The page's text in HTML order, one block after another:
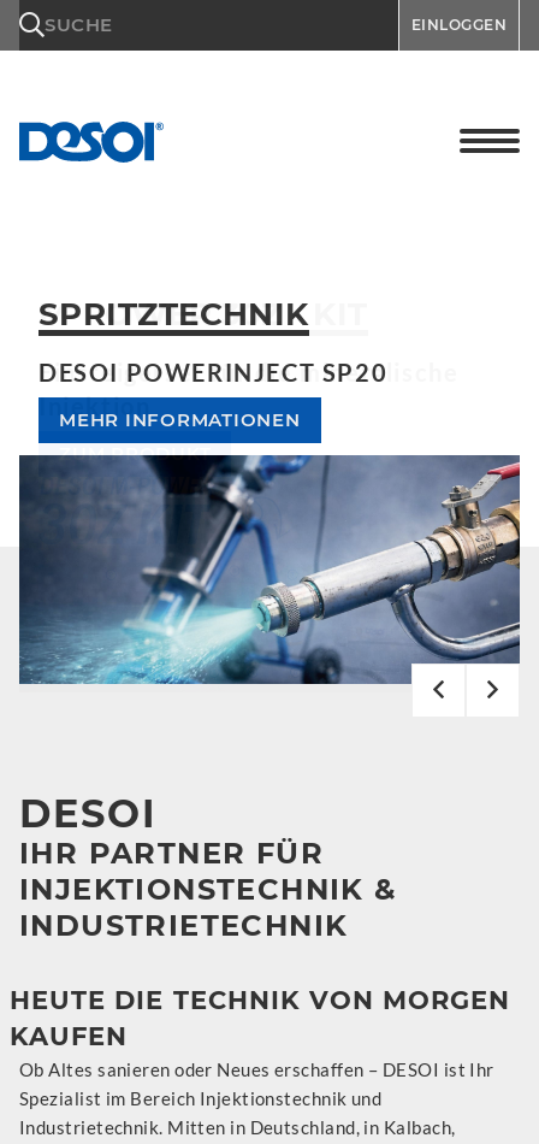
SUCHE EINLOGGEN
SPRITZTECHNIK
DESOI POWERINJECT SP20
MEHR INFORMATIONEN
DESOI
IHR PARTNER FÜR
INJEKTIONSTECHNIK &
INDUSTRIETECHNIK
HEUTE DIE TECHNIK VON MORGEN
KAUFEN
Ob Altes sanieren oder Neues erschaffen – DESOI ist Ihr
Spezialist im Bereich Injektionstechnik und
Industrietechnik. Mitten in Deutschland, in Kalbach,